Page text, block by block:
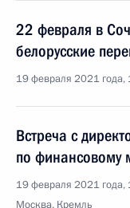
22 февраля в
белорусские
19 февраля 2021 года,
Встреча с
по финансовому
19 февраля 2021 года,
Москва, Кремль